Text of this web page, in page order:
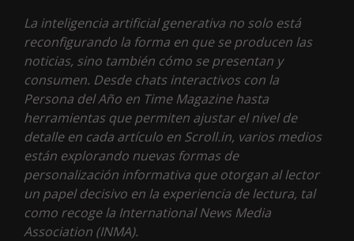
La inteligencia artificial generativa no solo está
reconfigurando la forma en que se producen las
noticias, sino también cómo se presentan y
consumen. Desde chats interactivos con la
Persona del Año en Time Magazine hasta
herramientas que permiten ajustar el nivel de
detalle en cada artículo en Scroll.in, varios medios
están explorando nuevas formas de
personalización informativa que otorgan al lector
un papel decisivo en la experiencia de lectura, tal
como recoge la International News Media
Association (INMA).